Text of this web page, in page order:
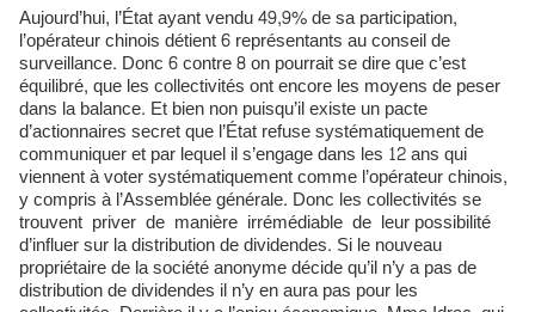
Aujourd’hui, l’État ayant vendu 49,9% de sa participation,
l’opérateur chinois détient 6 représentants au conseil de
surveillance. Donc 6 contre 8 on pourrait se dire que c’est
équilibré, que les collectivités ont encore les moyens de peser
dans la balance. Et bien non puisqu’il existe un pacte
d’actionnaires secret que l’État refuse systématiquement de
communiquer et par lequel il s’engage dans les 12 ans qui
viennent à voter systématiquement comme l’opérateur chinois,
y compris à l’Assemblée générale. Donc les collectivités se
trouvent priver de manière irrémédiable de leur possibilité
d’influer sur la distribution de dividendes. Si le nouveau
propriétaire de la société anonyme décide qu’il n’y a pas de
distribution de dividendes il n’y en aura pas pour les